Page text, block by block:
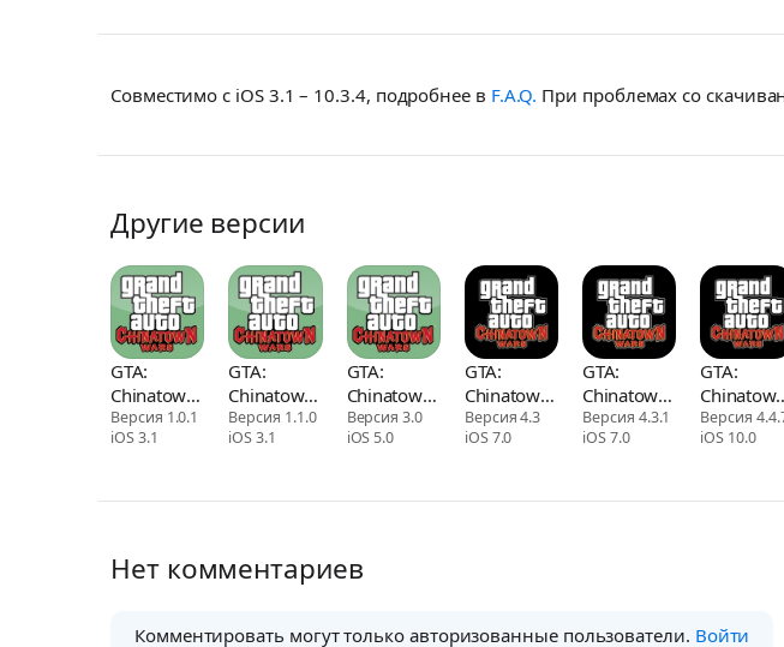
Совместимо с iOS 3.1 – 10.3.4, подробнее в F.A.Q. При проблемах со
Другие версии
GTA:
Chinatown
Wars
Версия 1.0.1
iOS 3.1
GTA:
Chinatown
Wars
Версия 1.1.0
iOS 3.1
GTA:
Chinatown
Wars
Версия 3.0
iOS 5.0
GTA:
Chinatown
Wars
Версия 4.3
iOS 7.0
GTA:
Chinatown
Wars
Версия 4.3.1
iOS 7.0
GTA:
Wars
Версия
iOS 10.0
Нет комментариев
Комментировать могут только авторизованные пользователи. Войти